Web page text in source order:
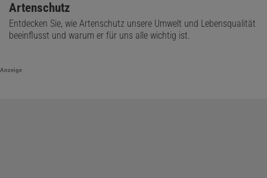
Artenschutz
Entdecken Sie, wie Artenschutz unsere Umwelt und Lebensqualität
beeinflusst und warum er für uns alle wichtig ist.
Anzeige